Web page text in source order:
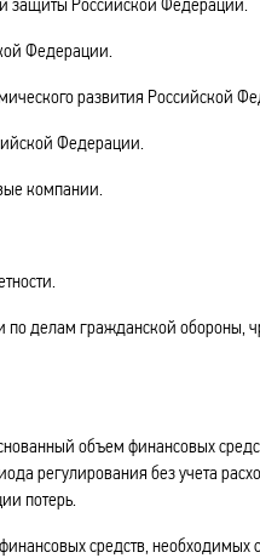
Федерации.
развития Российской
Федерации.
компании.
делам гражданской обороны,
объем финансовых
регулирования без учета
потерь.
средств, необходимых